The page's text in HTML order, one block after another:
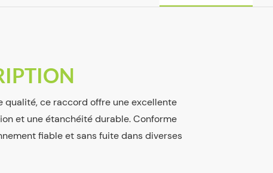
qualité, ce raccord offre une excellente
et une étanchéité durable. Conforme
fiable et sans fuite dans diverses